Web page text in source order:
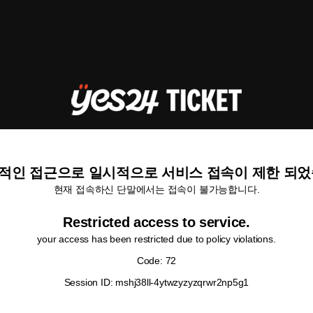
인 접근으로 일시적으로 서비스 접속이 제한 되
현재 접속하신 단말에서는 접속이 불가능합니다.
Restricted access to service.
your access has been restricted due to policy violations.
Code: 72
Session ID: mshj38ll-4ytwzyzyzqrwr2np5g1